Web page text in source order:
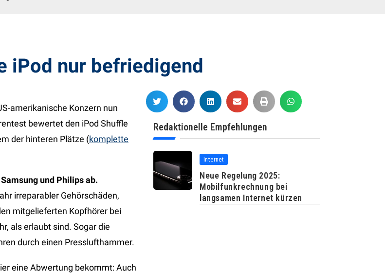
iPod nur befriedigend
amerikanische Konzern nun
bewertet den iPod Shuffle
der hinteren Plätze (komplette
und Philips ab.
irreparabler Gehörschäden,
mitgelieferten Kopfhörer bei
als erlaubt sind. Sogar die
durch einen Presslufthammer.
eine Abwertung bekommt: Auch
Redaktionelle Empfehlungen
Internet
Neue Regelung 2025:
Mobilfunkrechnung bei
langsamen Internet kürzen